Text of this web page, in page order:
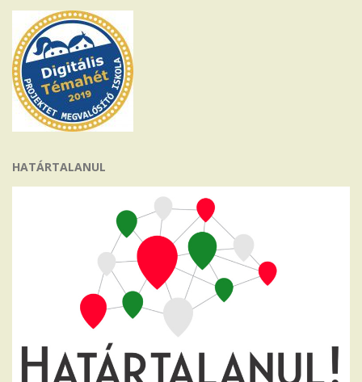
HATÁRTALANUL